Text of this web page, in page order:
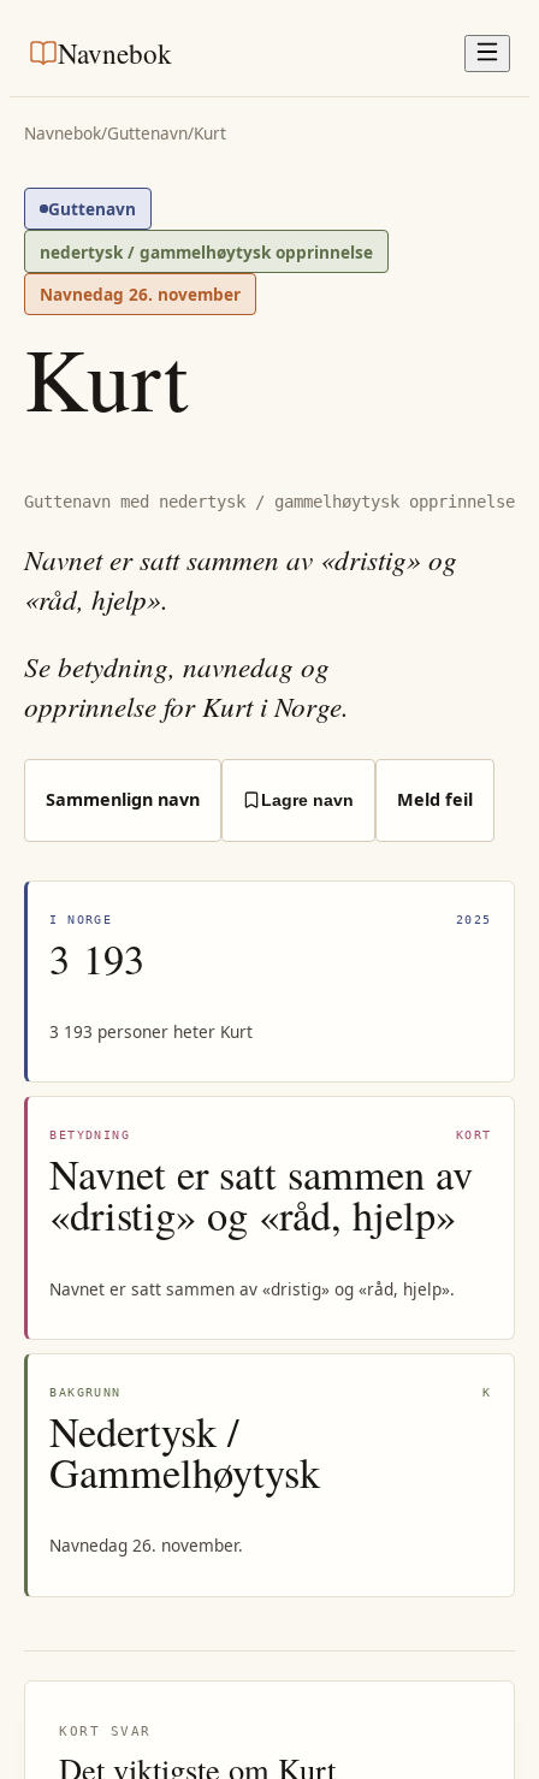
Navnebok
Navnebok/Guttenavn/Kurt
Guttenavn
nedertysk / gammelhøytysk opprinnelse
Navnedag 26. november
Kurt
Guttenavn med nedertysk / gammelhøytysk opprinnelse
Navnet er satt sammen av «dristig» og
«råd, hjelp».
Se betydning, navnedag og
opprinnelse for Kurt i Norge.
Sammenlign navn Lagre navn Meld feil
I NORGE 2025
3 193
3 193 personer heter Kurt
BETYDNING KORT
Navnet er satt sammen av
«dristig» og «råd, hjelp»
Navnet er satt sammen av «dristig» og «råd, hjelp».
BAKGRUNN K
Nedertysk /
Gammelhøytysk
Navnedag 26. november.
KORT SVAR
Det viktigste om Kurt